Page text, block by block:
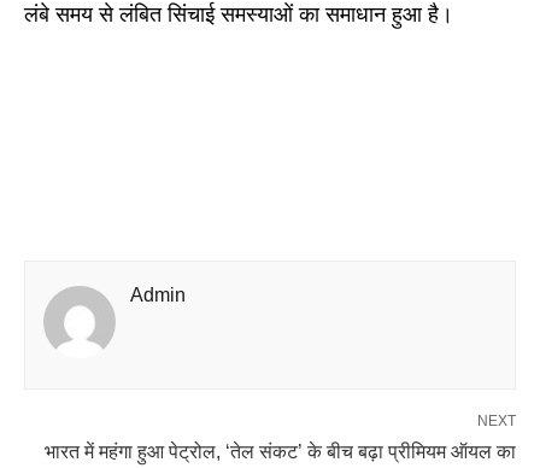
लंबे समय से लंबित सिंचाई समस्याओं का समाधान हुआ है।
Admin
NEXT
भारत में महंगा हुआ पेट्रोल, ‘तेल संकट’ के बीच बढ़ा प्रीमियम ऑयल का